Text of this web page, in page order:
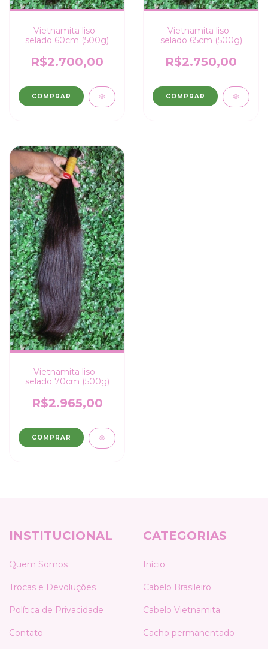
Vietnamita liso -
selado 60cm (500g)
R$2.700,00
COMPRAR
Vietnamita liso -
selado 65cm (500g)
R$2.750,00
COMPRAR
Vietnamita liso -
selado 70cm (500g)
R$2.965,00
COMPRAR
INSTITUCIONAL
Quem Somos
Trocas e Devoluções
Política de Privacidade
Contato
CATEGORIAS
Início
Cabelo Brasileiro
Cabelo Vietnamita
Cacho permanentado